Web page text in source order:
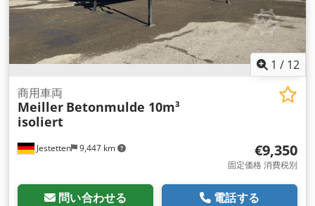
1 / 12
Jestetten 9,447 km
商用車両
Meiller Betonmulde 10m³
isoliert
€9,350
固定価格 消費税別
問い合わせる 電話する